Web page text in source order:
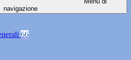
navigazione
66